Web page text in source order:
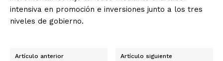
intensiva en promoción e inversiones junto a los tres
niveles de gobierno.
Artículo anterior Artículo siguiente